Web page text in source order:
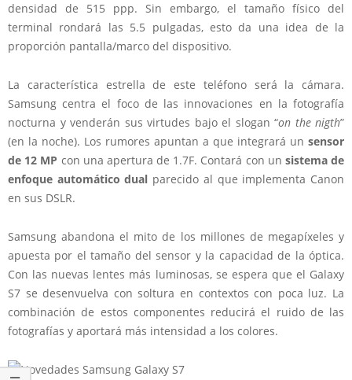
densidad de 515 ppp. Sin embargo, el tamaño físico del
terminal rondará las 5.5 pulgadas, esto da una idea de la
proporción pantalla/marco del dispositivo.
La característica estrella de este teléfono será la cámara.
Samsung centra el foco de las innovaciones en la fotografía
nocturna y venderán sus virtudes bajo el slogan “on the nigth”
(en la noche). Los rumores apuntan a que integrará un sensor
de 12 MP con una apertura de 1.7F. Contará con un sistema de
enfoque automático dual parecido al que implementa Canon
en sus DSLR.
Samsung abandona el mito de los millones de megapíxeles y
apuesta por el tamaño del sensor y la capacidad de la óptica.
Con las nuevas lentes más luminosas, se espera que el Galaxy
S7 se desenvuelva con soltura en contextos con poca luz. La
combinación de estos componentes reducirá el ruido de las
fotografías y aportará más intensidad a los colores.